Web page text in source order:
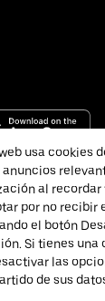
usa cookies
al recordar
por no recibir
el botón
Si tienes una
las
de sus